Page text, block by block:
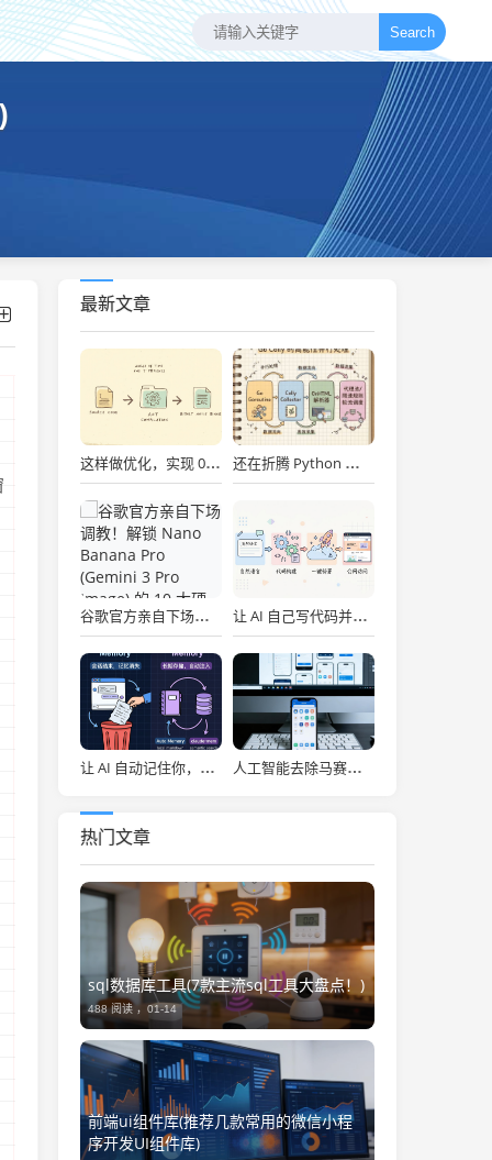
Search
最新文章
这样做优化，实现 0.059s 启动一个SpringBoot项目！ 还在折腾 Python 爬虫？用 Go 语言最强爬虫框架 Colly，并发与性能直接拉满！
谷歌官方亲自下场调教！解锁 Nano Banana Pro (Gemini 3 Pro Image) 的 10 大硬核作图绝技 让 AI 自己写代码并一键上线！开源全栈部署神器 PinMe 2.0，给 Agent 穿上发布互联网的“手”
让 AI 自动记住你，再也不用每次从头解释，Claude Code 必备 claude-mem 人工智能去除马赛克(去水印不破坏原图怎么做？怎么去ai水印？免费去水印工具推荐，实测好用的最新方法)
热门文章
sql数据库工具(7款主流sql工具大盘点！)
488 阅读 ，01-14
前端ui组件库(推荐几款常用的微信小程
序开发UI组件库)